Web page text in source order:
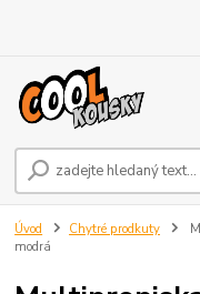
Úvod Chytré prodkuty
modrá